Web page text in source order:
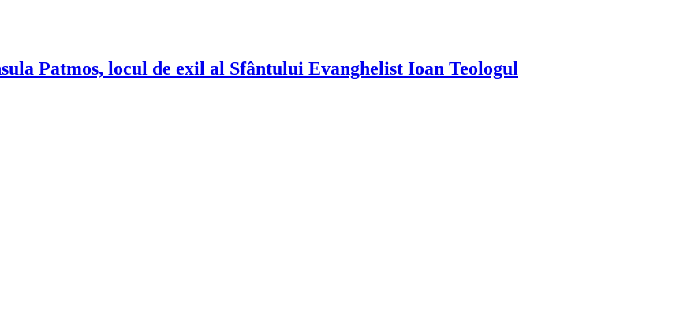
Patmos, locul de exil al Sfântului Evanghelist Ioan Teologul